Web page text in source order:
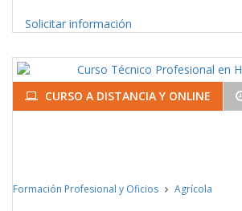
Solicitar información
CURSO A DISTANCIA Y ONLINE
Formación Profesional y Oficios Agrícola